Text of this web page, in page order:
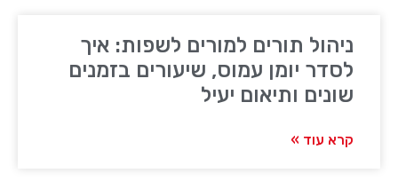
ניהול תורים למורים לשפות: איך
לסדר יומן עמוס, שיעורים בזמנים
שונים ותיאום יעיל
קרא עוד »